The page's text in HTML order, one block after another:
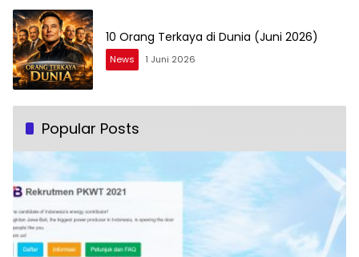
10 Orang Terkaya di Dunia (Juni 2026)
News 1 Juni 2026
Popular Posts